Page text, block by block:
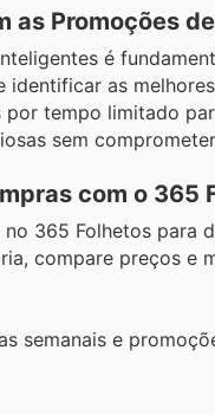
as Promoções
é
identificar as
tempo limitado
sem
com o 365
365 Folhetos para
compare preços e
semanais e